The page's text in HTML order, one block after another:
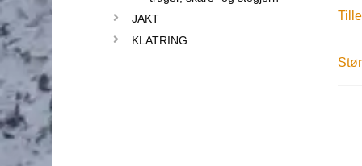
JAKT
KLATRING